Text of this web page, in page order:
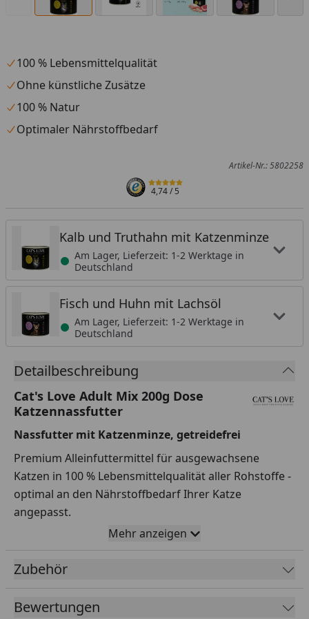
100 % Lebensmittelqualität
Ohne künstliche Zusätze
100 % Natur
Optimaler Nährstoffbedarf
Artikel-Nr.: 5802258
4,74/ 5
Kalb und Truthahn mit Katzenminze
Am Lager, Lieferzeit: 1-2 Werktage in
Deutschland
Fisch und Huhn mit Lachsöl
Am Lager, Lieferzeit: 1-2 Werktage in
Deutschland
Detailbeschreibung
Cat's Love Adult Mix 200g Dose
Katzennassfutter
Nassfutter mit Katzenminze, getreidefrei
Premium Alleinfuttermittel für ausgewachsene
Katzen in 100 % Lebensmittelqualität aller Rohstoffe -
optimal an den Nährstoffbedarf Ihrer Katze
angepasst.
100 % Natur
Mit Omega 3 & 6
Ohne künstliche Farb- & Lockstoffe, Zuckerzusatz,
Mehr anzeigen
Zubehör
Bewertungen